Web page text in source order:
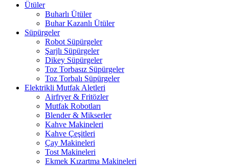
Ütüler
Buharlı Ütüler
Buhar Kazanlı Ütüler
Süpürgeler
Robot Süpürgeler
Şarjlı Süpürgeler
Dikey Süpürgeler
Toz Torbasız Süpürgeler
Toz Torbalı Süpürgeler
Elektrikli Mutfak Aletleri
Airfryer & Fritözler
Mutfak Robotları
Blender & Mikserler
Kahve Makineleri
Kahve Çeşitleri
Çay Makineleri
Tost Makineleri
Ekmek Kızartma Makineleri